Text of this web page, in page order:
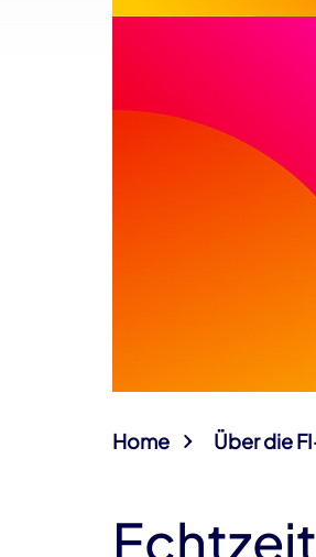
Home Über die